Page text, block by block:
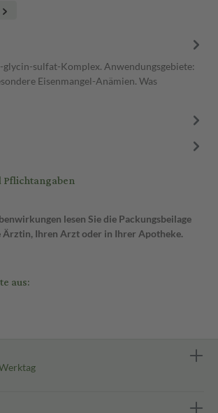
sulfat-Komplex. Anwendungsgebiete:
Eisenmangel-Anämien. Was
lesen Sie die Packungsbeilage
Ärztin, Ihren Arzt oder in Ihrer Apotheke.
aus: